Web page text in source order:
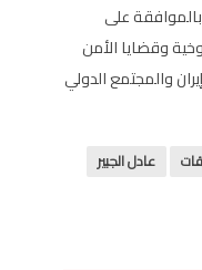
بالموافقة على
وقضايا الأمن
والمجتمع الدولي
عادل الجبير